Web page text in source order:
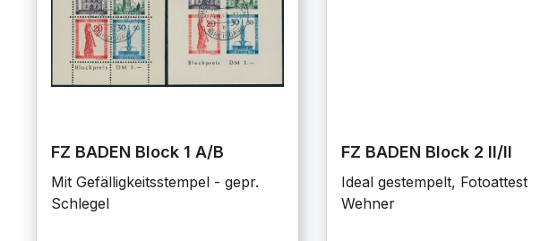
FZ BADEN Block 1 A/B
Mit Gefälligkeitsstempel - gepr.
Schlegel
FZ BADEN Block 2 II/II
Ideal gestempelt, Fotoattest
Wehner